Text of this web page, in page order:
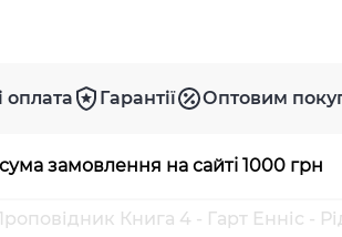
оплата Гарантії Оптовим
замовлення на сайті 1000 грн
Книга 4 - Гарт Енніс -